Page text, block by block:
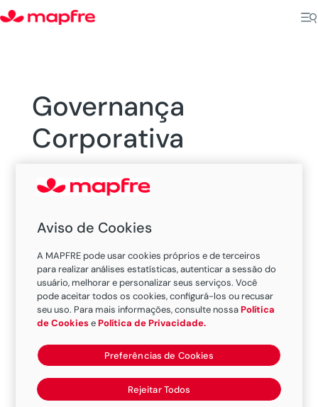
Governança
Corporativa
Governança corporativa é um conceito
de gestão das organizações que
Aviso de Cookies
A MAPFRE pode usar cookies próprios e de terceiros
para realizar análises estatísticas, autenticar a sessão do
usuário, melhorar e personalizar seus serviços. Você
pode aceitar todos os cookies, configurá-los ou recusar
seu uso. Para mais informações, consulte nossaPolítica
de CookiesePolítica de Privacidade.
Preferências de Cookies
Rejeitar Todos